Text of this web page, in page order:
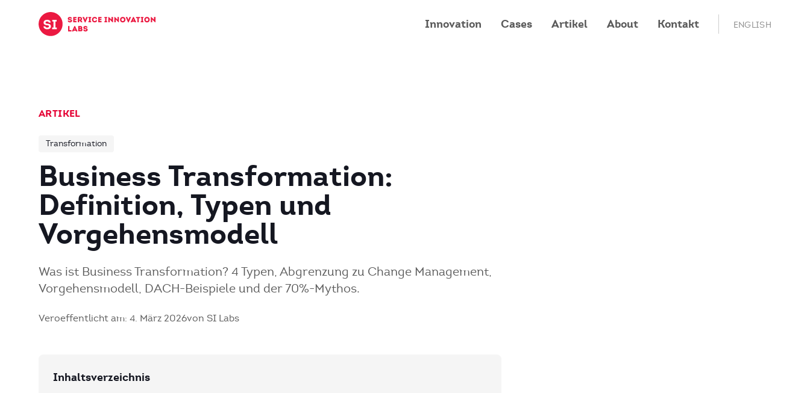
Zum Inhalt springen
Innovation Cases Artikel About Kontakt ENGLISH
ARTIKEL
Transformation
Business Transformation:
Definition, Typen und
Vorgehensmodell
Was ist Business Transformation? 4 Typen, Abgrenzung zu Change Management,
Vorgehensmodell, DACH-Beispiele und der 70%-Mythos.
Veroeffentlicht am: 4. März 2026von SI Labs
Inhaltsverzeichnis